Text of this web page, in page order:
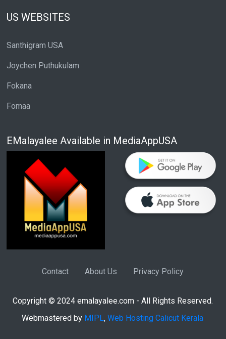
US WEBSITES
Santhigram USA
Joychen Puthukulam
Fokana
Fomaa
EMalayalee Available in MediaAppUSA
Contact About Us Privacy Policy
Copyright © 2024 emalayalee.com - All Rights Reserved.
Webmastered by MIPL, Web Hosting Calicut Kerala